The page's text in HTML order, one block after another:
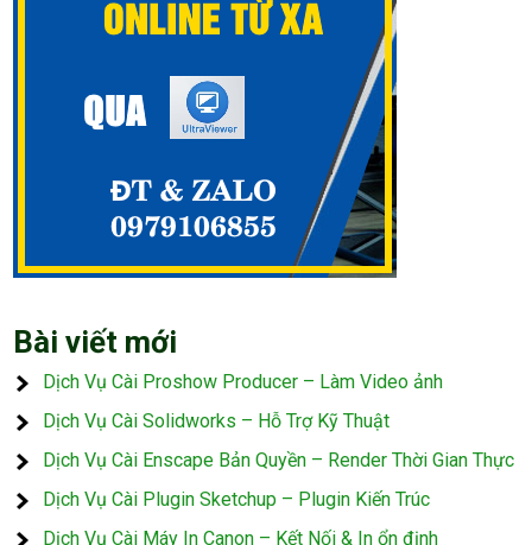
Bài viết mới
Dịch Vụ Cài Proshow Producer – Làm Video ảnh
Dịch Vụ Cài Solidworks – Hỗ Trợ Kỹ Thuật
Dịch Vụ Cài Enscape Bản Quyền – Render Thời Gian Thực
Dịch Vụ Cài Plugin Sketchup – Plugin Kiến Trúc
Dịch Vụ Cài Máy In Canon – Kết Nối & In ổn định